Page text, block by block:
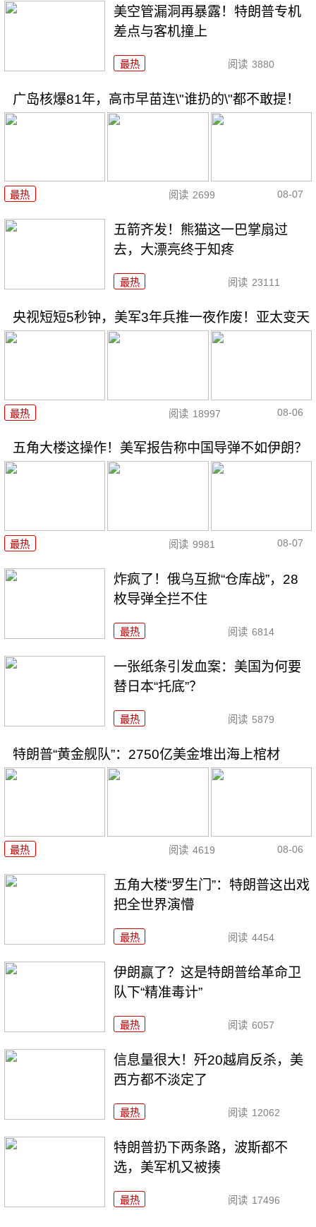
美空管漏洞再暴露！特朗普专机
差点与客机撞上
最热 阅读 3880
广岛核爆81年，高市早苗连\"谁扔的\"都不敢提！
最热 阅读 2699 08-07
五箭齐发！熊猫这一巴掌扇过
去，大漂亮终于知疼
最热 阅读 23111
央视短短5秒钟，美军3年兵推一夜作废！亚太变天
最热 阅读 18997 08-06
五角大楼这操作！美军报告称中国导弹不如伊朗？
最热 阅读 9981 08-07
炸疯了！俄乌互掀“仓库战”，28
枚导弹全拦不住
最热 阅读 6814
一张纸条引发血案：美国为何要
替日本“托底”？
最热 阅读 5879
特朗普“黄金舰队”：2750亿美金堆出海上棺材
最热 阅读 4619 08-06
五角大楼“罗生门”：特朗普这出戏
把全世界演懵
最热 阅读 4454
伊朗赢了？这是特朗普给革命卫
队下“精准毒计”
最热 阅读 6057
信息量很大！歼20越肩反杀，美
西方都不淡定了
最热 阅读 12062
特朗普扔下两条路，波斯都不
选，美军机又被揍
最热 阅读 17496